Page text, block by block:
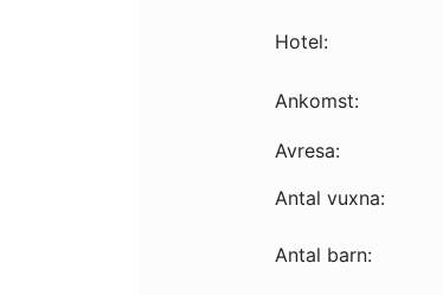
Hotel:
Ankomst:
Avresa:
Antal vuxna:
Antal barn: